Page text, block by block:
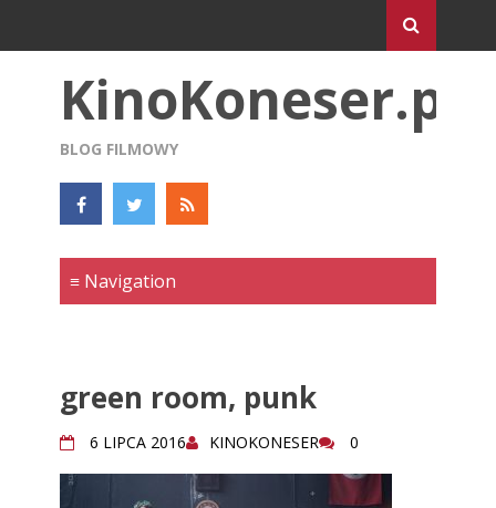
KinoKoneser.pl
BLOG FILMOWY
green room, punk
6 LIPCA 2016 KINOKONESER 0